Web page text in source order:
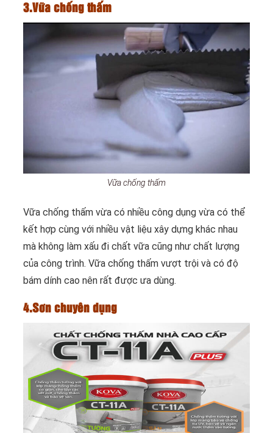
3.Vữa chống thấm
Vữa chống thấm
Vữa chống thấm vừa có nhiều công dụng vừa có thể
kết hợp cùng với nhiều vật liệu xây dựng khác nhau
mà không làm xấu đi chất vữa cũng như chất lượng
của công trình. Vữa chống thấm vượt trội và có độ
bám dính cao nên rất được ưa dùng.
4.Sơn chuyên dụng